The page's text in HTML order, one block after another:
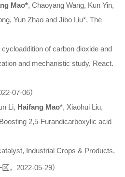
Mao*, Chaoyang Wang, Kun Yin,
Yun Zhao and Jibo Liu*, The
of carbon dioxide and
and mechanistic study, React.
07-06）
Li, Haifang Mao*, Xiaohui Liu,
2,5-Furandicarboxylic acid
Industrial Crops & Products,
，2022-05-29）